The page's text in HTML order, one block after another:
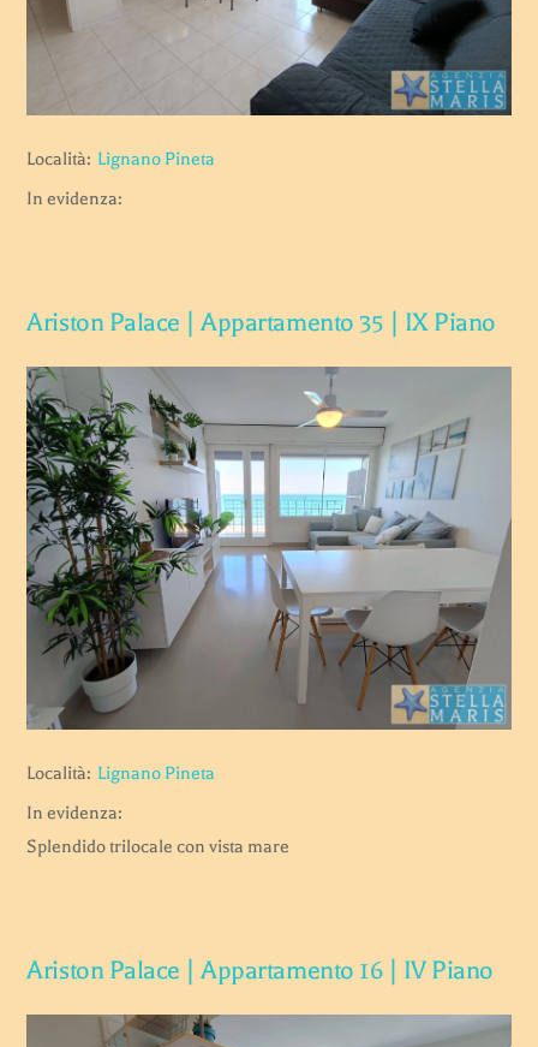
Località: Lignano Pineta
In evidenza:
Ariston Palace | Appartamento 35 | IX Piano
Località: Lignano Pineta
In evidenza:
Splendido trilocale con vista mare
Ariston Palace | Appartamento 16 | IV Piano